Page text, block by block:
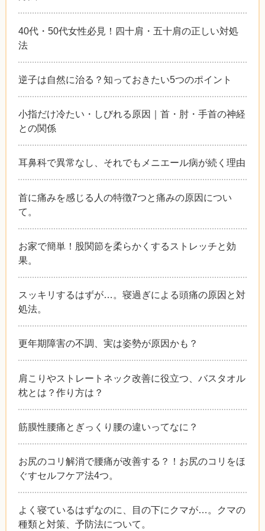
40代・50代女性必見！四十肩・五十肩の正しい対処
法
逆子は自然に治る？知っておきたい5つのポイント
小指だけ冷たい・しびれる原因｜首・肘・手首の神経
との関係
耳鼻科で異常なし、それでもメニエール病が続く理由
首に痛みを感じる人の特徴7つと痛みの原因につい
て。
お家で簡単！股関節を柔らかくするストレッチと効
果。
スッキリするはずが…。寝過ぎによる頭痛の原因と対
処法。
更年期障害の不調、実は姿勢が原因かも？
肩こりやストレートネック改善に役立つ、バスタオル
枕とは？作り方は？
筋膜性腰痛とぎっくり腰の違いってなに？
お尻のコリ解消で腰痛が改善する？！お尻のコリをほ
ぐすセルフケア法4つ。
よく寝ているはずなのに、目の下にクマが…。クマの
種類と対策、予防法について。